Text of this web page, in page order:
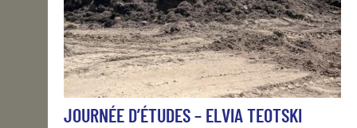
JOURNÉE D’ÉTUDES – ELVIA TEOTSKI